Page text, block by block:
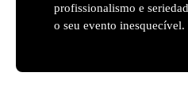
profissionalismo e
o seu evento inesquecível.